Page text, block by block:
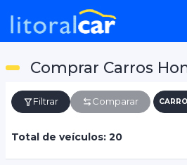
Comprar Carros
Filtrar Comparar
Total de veículos: 20